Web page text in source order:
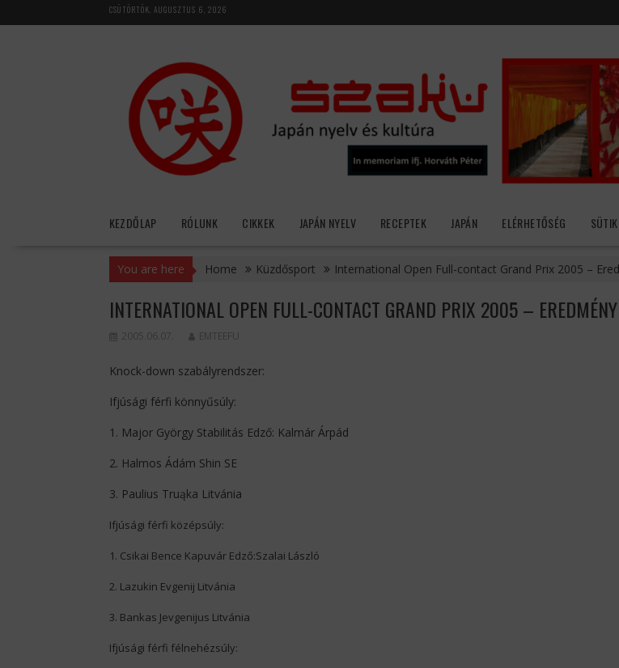
to
CSÜTÖRTÖK, AUGUSZTUS 6, 2026
KEZDŐLAP RÓLUNK CIKKEK JAPÁN NYELV RECEPTEK JAPÁN ELÉRHETŐSÉG
You are here Home Küzdősport International Open Full-contact Grand Prix 2005 –
INTERNATIONAL OPEN FULL-CONTACT GRAND PRIX 2005 –
2005.06.07. EMTEEFU
Knock-down szabályrendszer:
Ifjúsági férfi könnyűsúly:
1. Major György Stabilitás Edző: Kalmár Árpád
2. Halmos Ádám Shin SE
3. Paulius Truąka Litvánia
Ifjúsági férfi középsúly:
1. Csikai Bence Kapuvár Edző:Szalai László
2. Lazukin Evgenij Litvánia
3. Bankas Jevgenijus Litvánia
Ifjúsági férfi félnehézsúly: